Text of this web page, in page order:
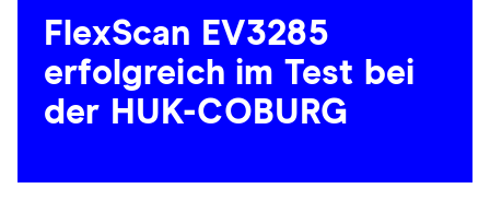
FlexScan EV3285
erfolgreich im Test bei
der HUK-COBURG